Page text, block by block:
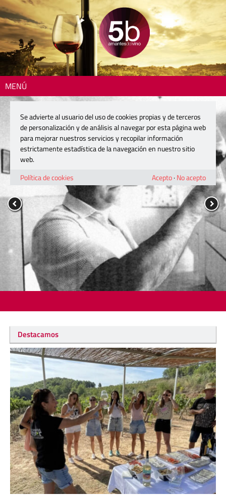
MENÚ
Destacamos
Se advierte al usuario del uso de cookies propias y de terceros
de personalización y de análisis al navegar por esta página web
para mejorar nuestros servicios y recopilar información
estrictamente estadística de la navegación en nuestro sitio
web.
Política de cookies
Acepto· No acepto